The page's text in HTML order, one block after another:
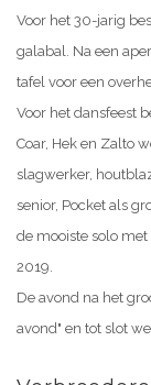
Voor het 30-jarig
galabal. Na een
tafel voor een
Voor het dansfeest
Coar, Hek en Zalto
slagwerker,
senior, Pocket als
de mooiste solo
2019.
De avond na het
avond" en tot slot